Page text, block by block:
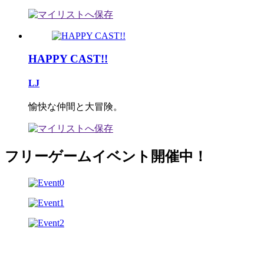
HAPPY CAST!!
LJ
愉快な仲間と大冒険。
フリーゲームイベント開催中！